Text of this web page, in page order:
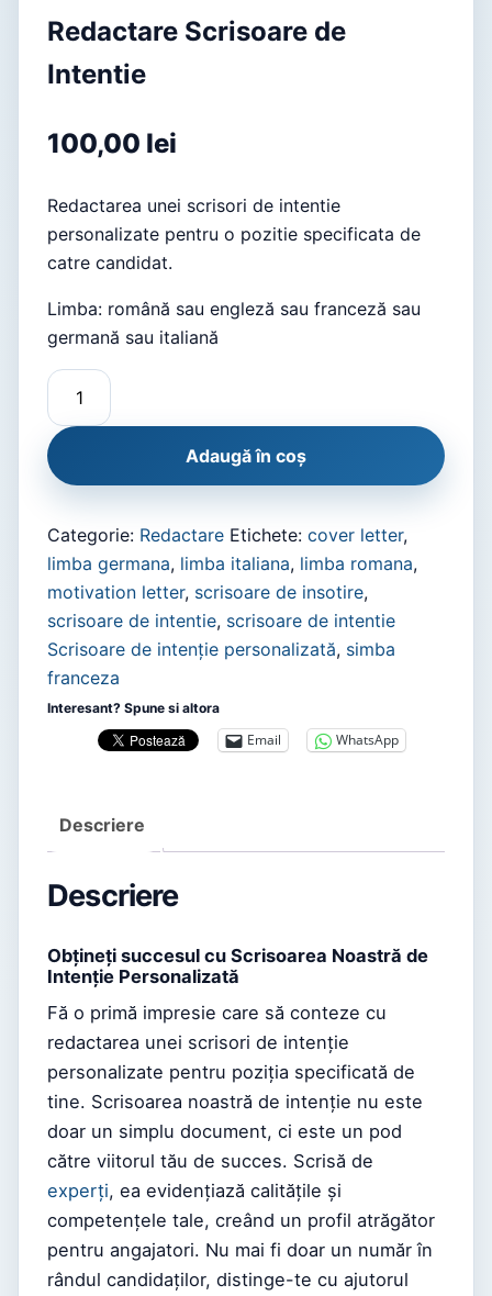
Redactare Scrisoare de
Intentie
100,00 lei
Redactarea unei scrisori de intentie
personalizate pentru o pozitie specificata de
catre candidat.
Limba: română sau engleză sau franceză sau
germană sau italiană
Adaugă în coș
Categorie: Redactare Etichete: cover letter,
limba germana, limba italiana, limba romana,
motivation letter, scrisoare de insotire,
scrisoare de intentie, scrisoare de intentie
Scrisoare de intenție personalizată, simba
franceza
Interesant? Spune si altora
Email WhatsApp
Descriere
Descriere
Obțineți succesul cu Scrisoarea Noastră de
Intenție Personalizată
Fă o primă impresie care să conteze cu
redactarea unei scrisori de intenție
personalizate pentru poziția specificată de
tine. Scrisoarea noastră de intenție nu este
doar un simplu document, ci este un pod
către viitorul tău de succes. Scrisă de
experți, ea evidențiază calitățile și
competențele tale, creând un profil atrăgător
pentru angajatori. Nu mai fi doar un număr în
rândul candidaților, distinge-te cu ajutorul